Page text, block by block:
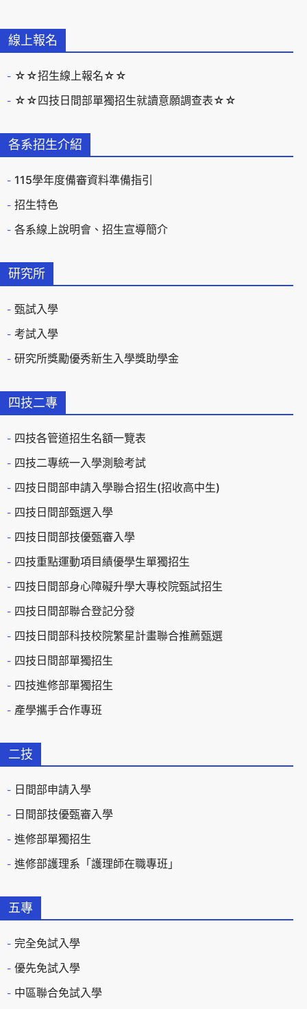
線上報名
☆☆招生線上報名☆☆
☆☆四技日間部單獨招生就讀意願調查表☆☆
各系招生介紹
115學年度備審資料準備指引
招生特色
各系線上說明會、招生宣導簡介
研究所
甄試入學
考試入學
研究所獎勵優秀新生入學獎助學金
四技二專
四技各管道招生名額一覽表
四技二專統一入學測驗考試
四技日間部申請入學聯合招生(招收高中生)
四技日間部甄選入學
四技日間部技優甄審入學
四技重點運動項目績優學生單獨招生
四技日間部身心障礙升學大專校院甄試招生
四技日間部聯合登記分發
四技日間部科技校院繁星計畫聯合推薦甄選
四技日間部單獨招生
四技進修部單獨招生
產學攜手合作專班
二技
日間部申請入學
日間部技優甄審入學
進修部單獨招生
進修部護理系「護理師在職專班」
五專
完全免試入學
優先免試入學
中區聯合免試入學